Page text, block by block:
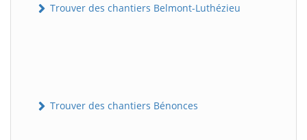
Trouver des chantiers Belmont-Luthézieu
Trouver des chantiers Bénonces